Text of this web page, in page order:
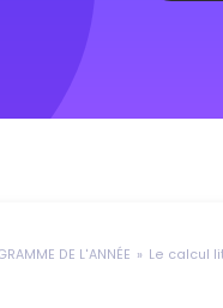
DE L'ANNÉE Le calcul